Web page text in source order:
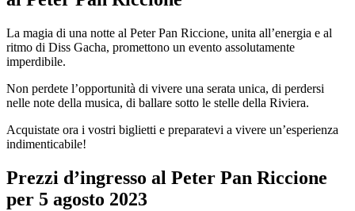
La magia di una notte al Peter Pan Riccione, unita all’energia e al
ritmo di Diss Gacha, promettono un evento assolutamente
imperdibile.
Non perdete l’opportunità di vivere una serata unica, di perdersi
nelle note della musica, di ballare sotto le stelle della Riviera.
Acquistate ora i vostri biglietti e preparatevi a vivere un’esperienza
indimenticabile!
Prezzi d’ingresso al Peter Pan Riccione
per 5 agosto 2023